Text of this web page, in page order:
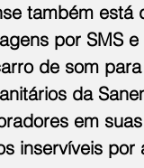
também
por SMS
de som
da
em
inservíveis